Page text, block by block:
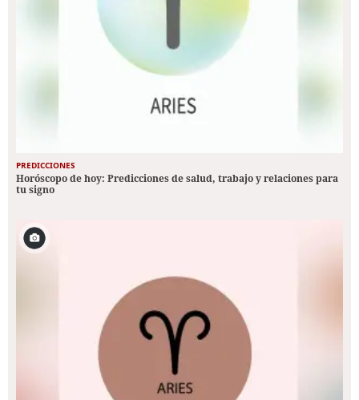
PREDICCIONES
Horóscopo de hoy: Predicciones de salud, trabajo y relaciones para
tu signo